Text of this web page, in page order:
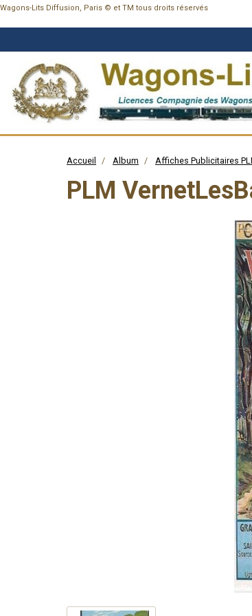
Wagons-Lits Diffusion, Paris © et TM tous droits réservés
Accueil Album Affiches Publicitaires
PLM